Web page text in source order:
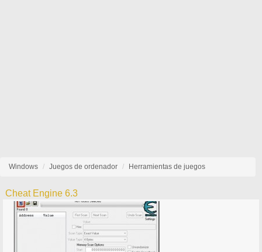
Windows Juegos de ordenador Herramientas de juegos
Cheat Engine 6.3